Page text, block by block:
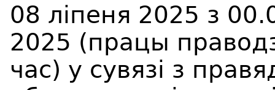
08 ліпеня 2025 з
2025 (працы
час) у сувязі з